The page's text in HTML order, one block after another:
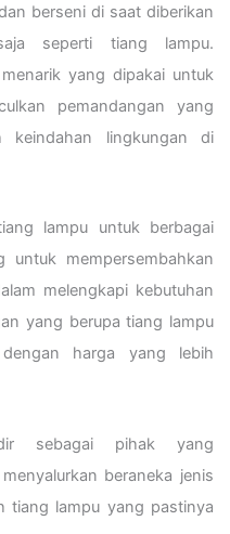
berseni di saat diberikan
seperti tiang lampu.
yang dipakai untuk
pemandangan yang
keindahan lingkungan di
lampu untuk berbagai
mempersembahkan
melengkapi kebutuhan
yang berupa tiang lampu
harga yang lebih
sebagai pihak yang
beraneka jenis
tiang lampu yang pastinya